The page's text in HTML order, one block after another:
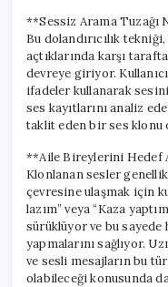
**Sessiz Arama Tuzağı
Bu dolandırıcılık
açtıklarında karşı
devreye giriyor.
ifadeler kullanarak
ses kayıtlarını analiz
taklit eden bir ses klonu
**Aile Bireylerini Hedef
Klonlanan sesler
çevresine ulaşmak için
lazım” veya “Kaza
sürüklüyor ve bu
yapmalarını sağlıyor.
ve sesli mesajların bu
olabileceği konusunda